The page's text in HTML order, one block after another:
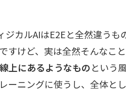
ジカルAIはE2Eと全然違う
すけど、実は全然そんなこ
上にあるようなものという
ーニングに使うし、全体と